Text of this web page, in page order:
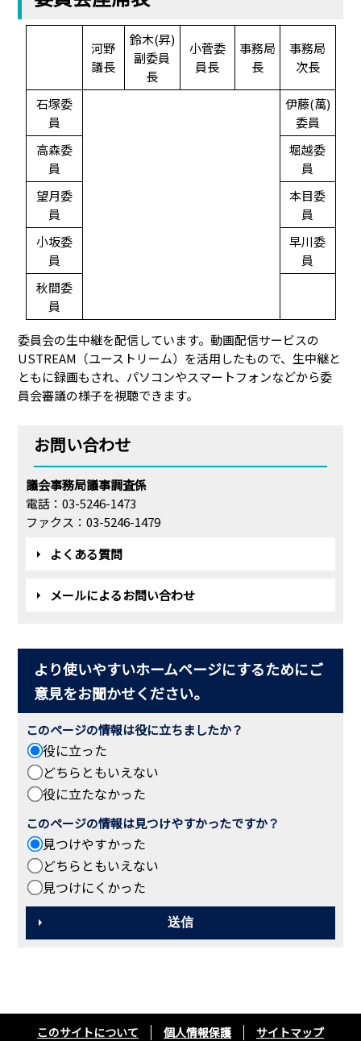
河野
議長
鈴木(昇)
副委員
長
小菅委
員長
事務局
長
事務局
次長
石塚委
員
伊藤(萬)
委員
高森委
員
堀越委
員
望月委
員
本目委
員
小坂委
員
早川委
員
秋間委
員
委員会の生中継を配信しています。動画配信サービスの
USTREAM（ユーストリーム）を活用したもので、生中継と
ともに録画もされ、パソコンやスマートフォンなどから委
員会審議の様子を視聴できます。
お問い合わせ
議会事務局議事調査係
電話：03-5246-1473
ファクス：03-5246-1479
よくある質問
メールによるお問い合わせ
より使いやすいホームページにするためにご
意見をお聞かせください。
このページの情報は役に立ちましたか？
役に立った
どちらともいえない
役に立たなかった
このページの情報は見つけやすかったですか？
見つけやすかった
どちらともいえない
見つけにくかった
このサイトについて 個人情報保護 サイトマップ